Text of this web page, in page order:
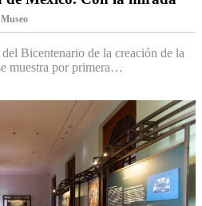
Bicentenario de la creación de la
muestra por primera…